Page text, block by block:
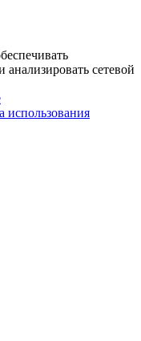
сетевой
использования